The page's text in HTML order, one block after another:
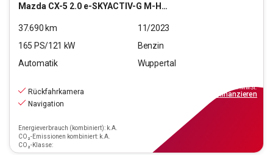
Mazda CX-5 2.0 e-SKYACTIV-G M-Hyb Center-Line AWD (E6d)
37.690 km
11/2023
165 PS/121 kW
Benzin
Automatik
Wuppertal
Rückfahrkamera
Navigation
Energieverbrauch (kombiniert): k.A.
CO₂-Emissionen kombiniert: k.A.
CO₂-Klasse:
inkl.MwSt.
finanzieren